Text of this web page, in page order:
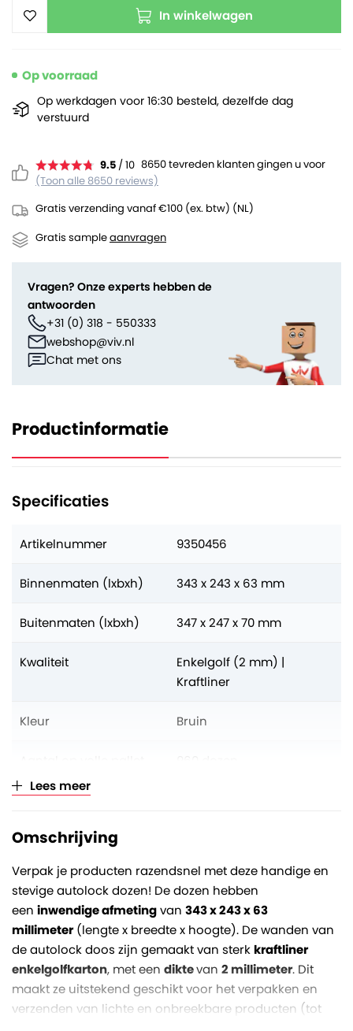
In winkelwagen
9.5 / 10 8650 tevreden klanten gingen u voor
(Toon alle 8650 reviews)
Gratis verzending vanaf €100 (ex. btw) (NL)
Gratis sampleaanvragen
Op voorraad
Op werkdagen voor 16:30 besteld, dezelfde dag
verstuurd
Vragen? Onze experts hebben de
antwoorden
+31 (0) 318 - 550333
webshop@viv.nl
Chat met ons
Productinformatie
Specificaties
Artikelnummer 9350456
Binnenmaten (lxbxh) 343 x 243 x 63 mm
Buitenmaten (lxbxh) 347 x 247 x 70 mm
Kwaliteit
Enkelgolf (2 mm) |
Kraftliner
Kleur Bruin
Verkoopeenheid
Lees meer
Omschrijving
Verpak je producten razendsnel met deze handige en
stevige autolock dozen! De dozen hebben
een inwendige afmetingvan 343 x 243 x 63
millimeter(lengte x breedte x hoogte). De wanden van
de autolock doos zijn gemaakt van sterk kraftliner
enkelgolfkarton, met een diktevan 2 millimeter. Dit
maakt ze uitstekend geschikt voor het verpakken en
verzenden van lichte en onbreekbare producten (tot